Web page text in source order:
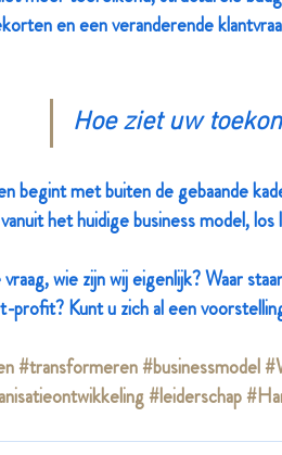
en een veranderende
Hoe ziet uw
begint met buiten de gebaande
het huidige business model,
wie zijn wij eigenlijk? Waar
profit? Kunt u zich al een
#transformeren#businessmodel
#leiderschap